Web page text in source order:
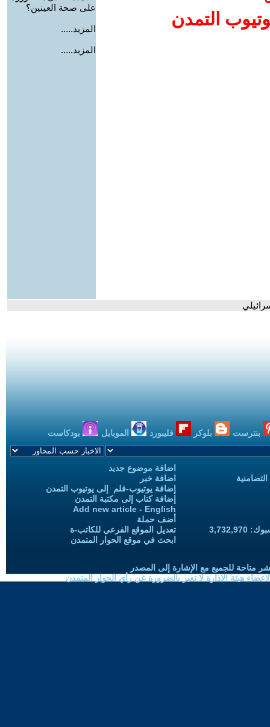
التمدن
على صحة العينين؟
المزيد.....
المزيد.....
بنترست بلوكر فليبورد الموبايل بودكاست
اضافة موضوع جديد
اضافة خبر
إضافة يوتيوب-فلم إلى يوتيوب التمدن
إضافة كتاب إلى مكتبة التمدن
Add new article - English
أضف حملة
تعديل الموقع الفرعي للكاتب-ة
ابحث في موقع الحوار المتمدن
متاحة للجميع مع الإشارة إلى المصدر
هيئة الادارة لا تعبر بالضرورة عن رأي الحوار المتمدن